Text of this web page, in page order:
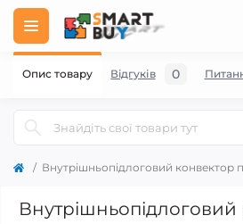
Внутрішньопідлоговий конвектор
Внутрішньопідлоговий
Опис товару Відгуків 0